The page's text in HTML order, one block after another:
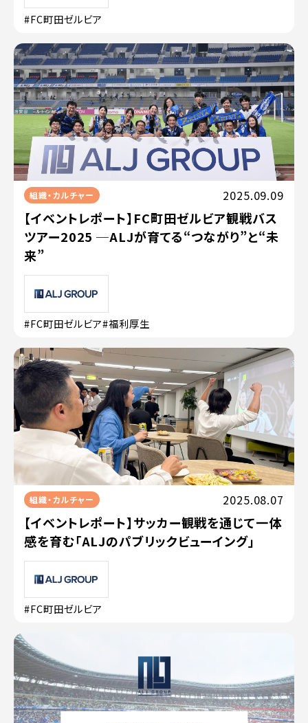
#FC町田ゼルビア
組織・カルチャー 2025.09.09
【イベントレポート】FC町田ゼルビア観戦バス
ツアー2025 ─ALJが育てる“つながり”と“未
来”
#FC町田ゼルビア#福利厚生
組織・カルチャー 2025.08.07
【イベントレポート】サッカー観戦を通じて一体
感を育む「ALJのパブリックビューイング」
#FC町田ゼルビア